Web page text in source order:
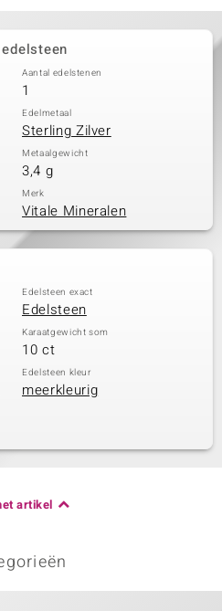
Aantal edelstenen
1
Edelmetaal
Sterling Zilver
Metaalgewicht
3,4 g
Merk
Vitale Mineralen
Edelsteen exact
Edelsteen
Karaatgewicht som
10 ct
Edelsteen kleur
meerkleurig
artikel